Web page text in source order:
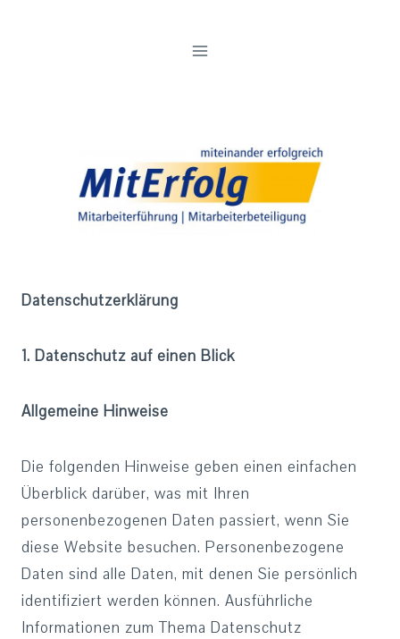
Datenschutzerklärung
1. Datenschutz auf einen Blick
Allgemeine Hinweise
Die folgenden Hinweise geben einen einfachen
Überblick darüber, was mit Ihren
personenbezogenen Daten passiert, wenn Sie
diese Website besuchen. Personenbezogene
Daten sind alle Daten, mit denen Sie persönlich
identifiziert werden können. Ausführliche
Informationen zum Thema Datenschutz